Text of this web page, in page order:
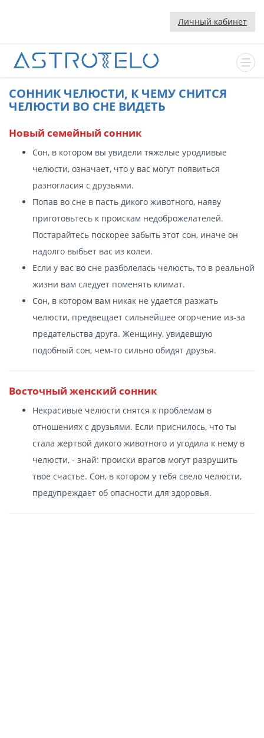
Личный кабинет
CОННИК ЧЕЛЮСТИ, К ЧЕМУ СНИТСЯ
ЧЕЛЮСТИ ВО СНЕ ВИДЕТЬ
Новый семейный сонник
Сон, в котором вы увидели тяжелые уродливые
челюсти, означает, что у вас могут появиться
разногласия с друзьями.
Попав во сне в пасть дикого животного, наяву
приготовьтесь к проискам недоброжелателей.
Постарайтесь поскорее забыть этот сон, иначе он
надолго выбьет вас из колеи.
Если у вас во сне разболелась челюсть, то в реальной
жизни вам следует поменять климат.
Сон, в котором вам никак не удается разжать
челюсти, предвещает сильнейшее огорчение из-за
предательства друга. Женщину, увидевшую
подобный сон, чем-то сильно обидят друзья.
Восточный женский сонник
Некрасивые челюсти снятся к проблемам в
отношениях с друзьями. Если приснилось, что ты
стала жертвой дикого животного и угодила к нему в
челюсти, - знай: происки врагов могут разрушить
твое счастье. Сон, в котором у тебя свело челюсти,
предупреждает об опасности для здоровья.